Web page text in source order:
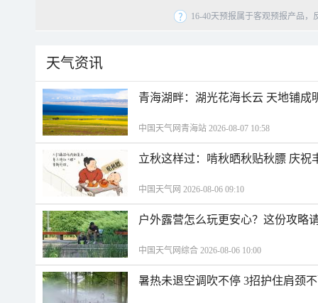
16-40天预报属于客观预报产品
天气资讯
青海湖畔：湖光花海长云 天地铺成
中国天气网青海站 2026-08-07 10:58
立秋这样过：啃秋晒秋贴秋膘 庆祝
中国天气网 2026-08-06 09:10
户外露营怎么玩更安心？这份攻略
中国天气网综合 2026-08-06 10:00
暑热未退空调吹不停 3招护住肩颈